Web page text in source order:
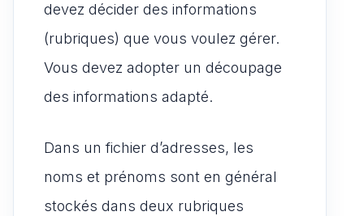
devez décider des informations
(rubriques) que vous voulez gérer.
Vous devez adopter un découpage
des informations adapté.
Dans un fichier d’adresses, les
noms et prénoms sont en général
stockés dans deux rubriques